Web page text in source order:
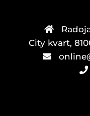
City kvart,